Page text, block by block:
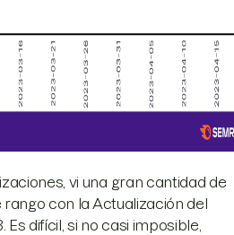
vi una gran cantidad de
con la Actualización del
difícil, si no casi imposible,